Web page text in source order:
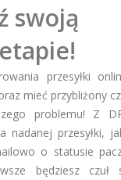
swoją
przesyłki
mieć przybliżony
problemu! Z
nadanej przesyłki,
o statusie
będziesz czuł